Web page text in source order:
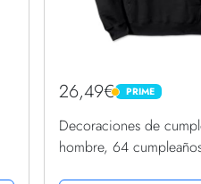
26,49€ PRIME
PRIME
Decoraciones de
hombre, 64